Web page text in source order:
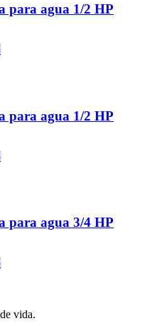
para agua 1/2 HP
para agua 1/2 HP
para agua 3/4 HP
vida.